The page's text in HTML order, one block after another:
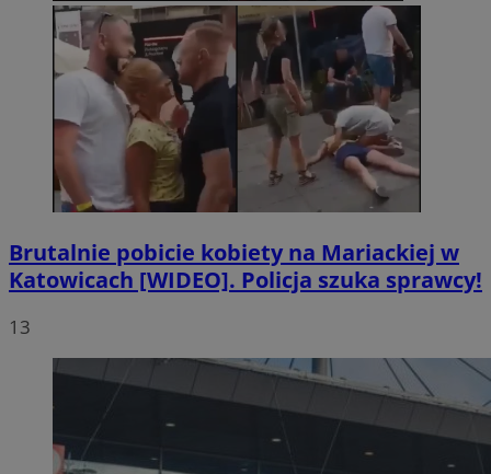
Brutalnie pobicie kobiety na Mariackiej w
Katowicach [WIDEO]. Policja szuka sprawcy!
13